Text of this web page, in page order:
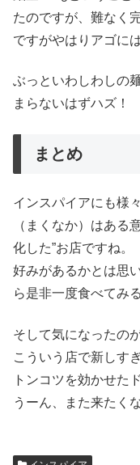
たのですが、難なく
ですがやはりアゴに
ぶっといわしわしの
まらないはずハズ！
まとめ
インスパイアにも様
（まくなか）はある
化した”お店ですね。
好みがあるかとは思
ら是非一度食べてみ
そして気になったの
こういう店で新しす
トンコツを効かせた
うーん、また来たく